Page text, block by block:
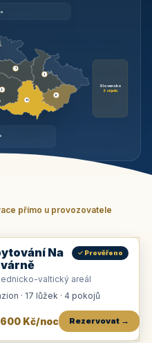
Slovensko
6 objektů
1
2
11
1
6
přímo u provozovatele
Na
✓ Prověřeno
valtický areál
· 17 lůžek · 4 pokojů
600 Kč/noc Rezervovat →